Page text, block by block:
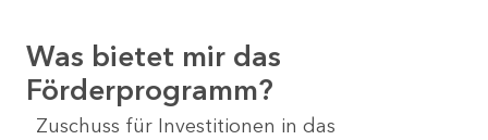
Was bietet mir das
Förderprogramm?
Zuschuss für Investitionen in das